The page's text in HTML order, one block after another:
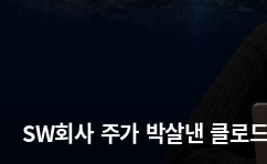
SW회사 주가 박살낸 클로